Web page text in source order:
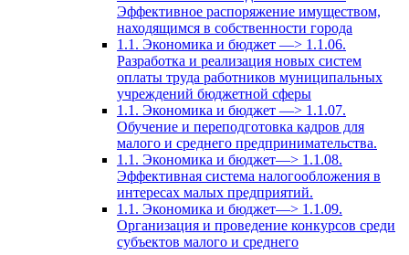
Эффективное распоряжение имуществом,
находящимся в собственности города
1.1. Экономика и бюджет —> 1.1.06.
Разработка и реализация новых систем
оплаты труда работников муниципальных
учреждений бюджетной сферы
1.1. Экономика и бюджет —> 1.1.07.
Обучение и переподготовка кадров для
малого и среднего предпринимательства.
1.1. Экономика и бюджет—> 1.1.08.
Эффективная система налогообложения в
интересах малых предприятий.
1.1. Экономика и бюджет—> 1.1.09.
Организация и проведение конкурсов среди
субъектов малого и среднего